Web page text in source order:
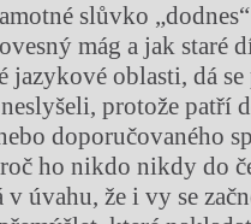
slůvko
mág a jak staré
oblasti, dá se
protože patří
doporučovaného
ho nikdo nikdy do
úvahu, že i vy se